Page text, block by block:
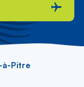
à-Pitre